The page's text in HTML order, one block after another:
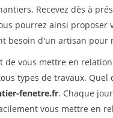
Recevez dès à
pourrez ainsi proposer
besoin d'un artisan pour
vous mettre en
types de travaux.
fenetre.fr. Chaque
vous mettre en